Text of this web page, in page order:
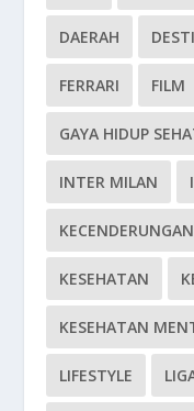
DAERAH
FERRARI FILM
GAYA HIDUP
INTER MILAN
KECENDERUNGAN
KESEHATAN
KESEHATAN
LIFESTYLE